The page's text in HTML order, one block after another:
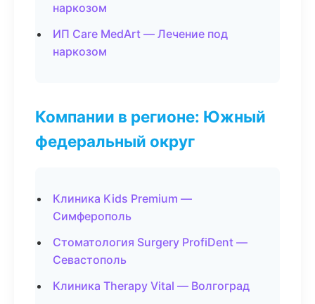
наркозом
ИП Care MedArt — Лечение под
наркозом
Компании в регионе: Южный
федеральный округ
Клиника Kids Premium —
Симферополь
Стоматология Surgery ProfiDent —
Севастополь
Клиника Therapy Vital — Волгоград